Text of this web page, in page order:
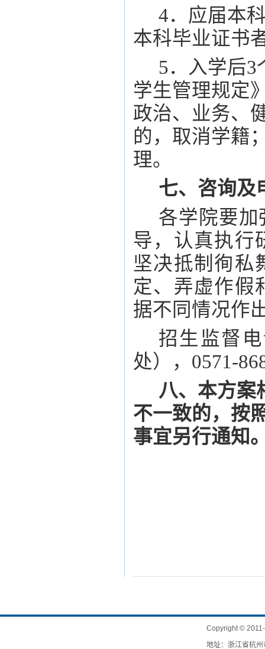
4．应届本
本科毕业证书
5．入学后3
学生管理规定
政治、业务、
的，取消学籍
理。
七、咨询及
各学院要
导，认真执行
坚决抵制徇私
定、弄虚作假
据不同情况作
招生监督
处），0571-
八、本方案
不一致的，按
事宜另行通知
Copyright©
地址：浙江省杭